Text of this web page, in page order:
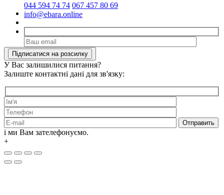
044 594 74 74 067 457 80 69
info@ebara.online
У Вас залишилися питання?
Залиште контактні дані для зв'язку:
і ми Вам зателефонуємо.
+